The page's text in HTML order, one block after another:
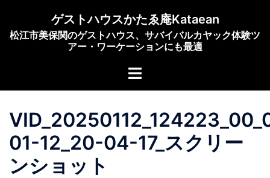
ゲストハウスかたゑ庵Kataean
松江市美保関のゲストハウス、サバイバルカヤック体験ツ
アー・ワーケーションにも最適
ト
メ
ュ
01-12_20-04-17_スクリー
ンショット